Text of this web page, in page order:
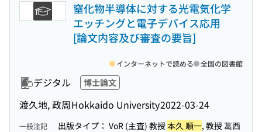
窒化物半導体に対する光電気化学
エッチングと電子デバイス応用
[論文内容及び審査の要旨]
デジタル 博士論文
渡久地, 政周Hokkaido University2022-03-24
インターネットで読める 全国の図書館
一般注記 出版タイプ： VoR (主査) 教授本久 順一, 教授 葛西